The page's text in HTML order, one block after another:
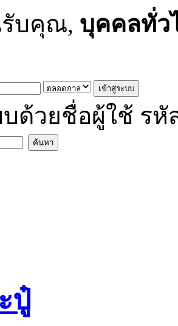
บคุณ, บุคคลทั่ว
บด้วยชื่อผู้ใช้ รหั
ปู๋